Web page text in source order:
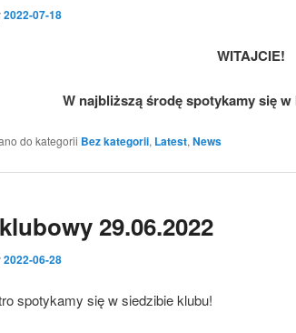
2022-07-18
WITAJCIE!
W najbliższą środę spotykamy się
do kategorii Bez kategorii, Latest,News
29.06.2022
2022-06-28
spotykamy się w siedzibie klubu!